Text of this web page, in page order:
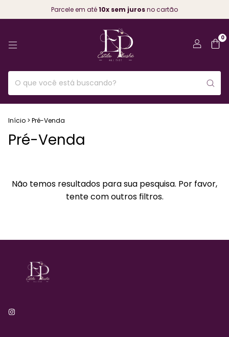
Parcele em até10x sem jurosno cartão
0
Início > Pré-Venda
Pré-Venda
Não temos resultados para sua pesquisa. Por favor,
tente com outros filtros.